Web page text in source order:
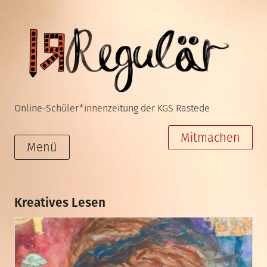
Inhalt
springen
Online-Schüler*innenzeitung der KGS Rastede
Menü
Mitmachen
Kreatives Lesen